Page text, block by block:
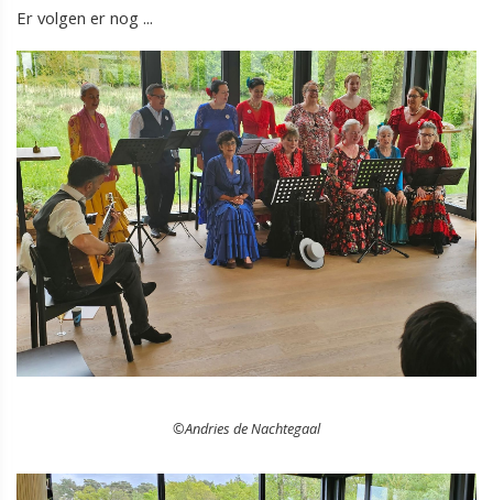
Er volgen er nog ...
©Andries de Nachtegaal